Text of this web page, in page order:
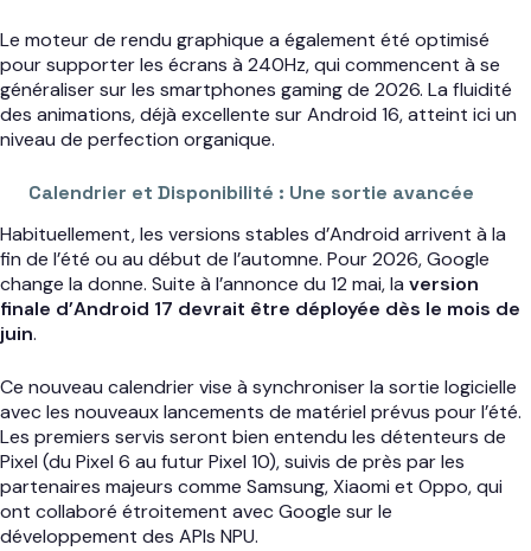
Le moteur de rendu graphique a également été optimisé
pour supporter les écrans à 240Hz, qui commencent à se
généraliser sur les smartphones gaming de 2026. La fluidité
des animations, déjà excellente sur Android 16, atteint ici un
niveau de perfection organique.
Calendrier et Disponibilité : Une sortie avancée
Habituellement, les versions stables d’Android arrivent à la
fin de l’été ou au début de l’automne. Pour 2026, Google
change la donne. Suite à l’annonce du 12 mai, la version
finale d’Android 17 devrait être déployée dès le mois de
juin.
Ce nouveau calendrier vise à synchroniser la sortie logicielle
avec les nouveaux lancements de matériel prévus pour l’été.
Les premiers servis seront bien entendu les détenteurs de
Pixel (du Pixel 6 au futur Pixel 10), suivis de près par les
partenaires majeurs comme Samsung, Xiaomi et Oppo, qui
ont collaboré étroitement avec Google sur le
développement des APIs NPU.